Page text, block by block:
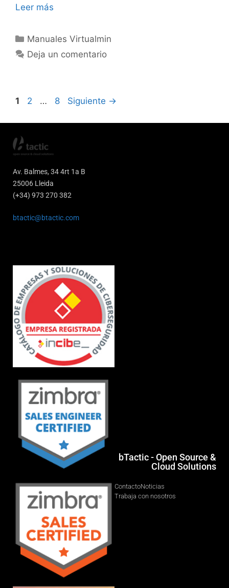
Leer más
Manuales Virtualmin
Deja un comentario
1 2 … 8 Siguiente →
Av. Balmes, 34 4rt 1a B
25006 Lleida
(+34) 973 270 382
btactic@btactic.com
bTactic - Open Source &
Cloud Solutions
ContactoNoticias
Trabaja con nosotros